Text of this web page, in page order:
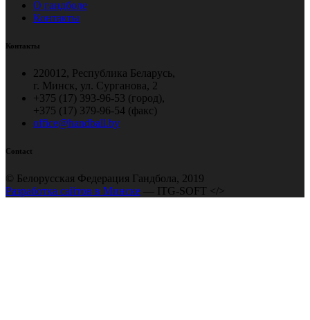
О гандболе
Контакты
Контакты
220012, Республика Беларусь,
г. Минск, ул. Сурганова, 2
+375 (17) 393-96-53 (город),
+375 (17) 379-96-54 (факс)
office@handball.by
Contact
© Белорусская Федерация Гандбола, 2019
Разработка сайтов в Минске — ITG-SOFT </>